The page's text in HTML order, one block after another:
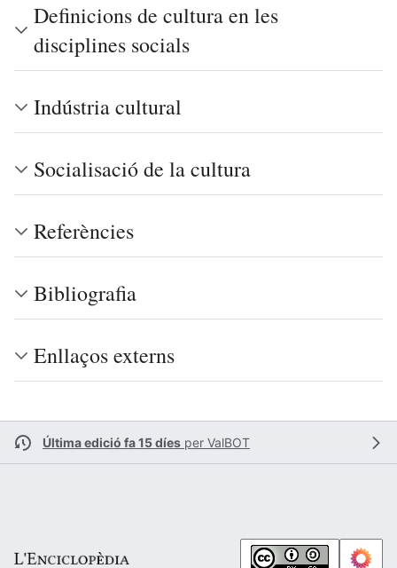
Definicions de cultura en les
disciplines socials
Indústria cultural
Socialisació de la cultura
Referències
Bibliografia
Enllaços externs
Última edició fa 15 díes per ValBOT